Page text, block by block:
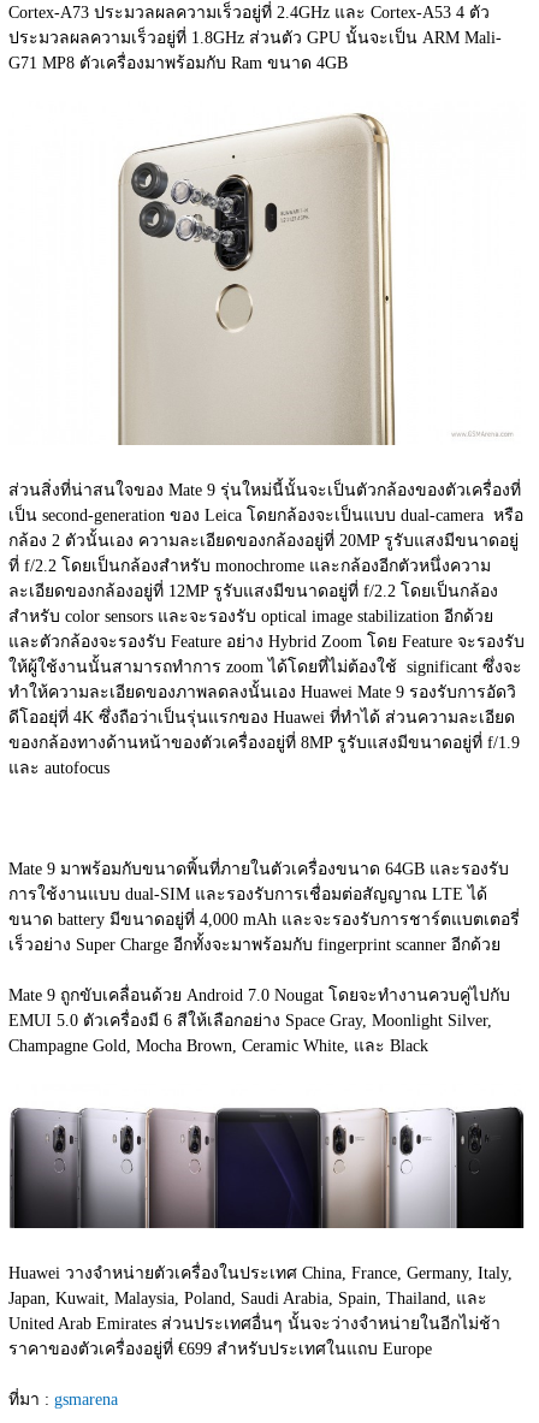
Cortex-A73 ประมวลผลความเร็วอยู่ที่ 2.4GHz และ Cortex-A53 4 ตัว
ประมวลผลความเร็วอยู่ที่ 1.8GHz ส่วนตัว GPU นั้นจะเป็น ARM Mali-
G71 MP8 ตัวเครื่องมาพร้อมกับ Ram ขนาด 4GB
ส่วนสิ่งที่น่าสนใจของ Mate 9 รุ่นใหม่นี้นั้นจะเป็นตัวกล้องของตัวเครื่องที่
เป็น second-generation ของ Leica โดยกล้องจะเป็นแบบ dual-camera  หรือ
กล้อง 2 ตัวนั้นเอง ความละเอียดของกล้องอยู่ที่ 20MP รูรับแสงมีขนาดอยู่
ที่ f/2.2 โดยเป็นกล้องสำหรับ monochrome และกล้องอีกตัวหนึ่งความ
ละเอียดของกล้องอยู่ที่ 12MP รูรับแสงมีขนาดอยู่ที่ f/2.2 โดยเป็นกล้อง
สำหรับ color sensors และจะรองรับ optical image stabilization อีกด้วย
และตัวกล้องจะรองรับ Feature อย่าง Hybrid Zoom โดย Feature จะรองรับ
ให้ผู้ใช้งานนั้นสามารถทำการ zoom ได้โดยที่ไม่ต้องใช้  significant ซึ่งจะ
ทำให้ความละเอียดของภาพลดลงนั้นเอง Huawei Mate 9 รองรับการอัดวิ
ดีโออยุ่ที่ 4K ซึ่งถือว่าเป็นรุ่นแรกของ Huawei ที่ทำได้ ส่วนความละเอียด
ของกล้องทางด้านหน้าของตัวเครื่องอยู่ที่ 8MP รูรับแสงมีขนาดอยู่ที่ f/1.9
และ autofocus
Mate 9 มาพร้อมกับขนาดพิ้นที่ภายในตัวเครื่องขนาด 64GB และรองรับ
การใช้งานแบบ dual-SIM และรองรับการเชื่อมต่อสัญญาณ LTE ได้
ขนาด battery มีขนาดอยู่ที่ 4,000 mAh และจะรองรับการชาร์ตแบตเตอรี่
เร็วอย่าง Super Charge อีกทั้งจะมาพร้อมกับ fingerprint scanner อีกด้วย
Mate 9 ถูกขับเคลื่อนด้วย Android 7.0 Nougat โดยจะทำงานควบคู่ไปกับ
EMUI 5.0 ตัวเครื่องมี 6 สีให้เลือกอย่าง Space Gray, Moonlight Silver,
Champagne Gold, Mocha Brown, Ceramic White, และ Black
Huawei วางจำหน่ายตัวเครื่องในประเทศ China, France, Germany, Italy,
Japan, Kuwait, Malaysia, Poland, Saudi Arabia, Spain, Thailand, และ
United Arab Emirates ส่วนประเทศอื่นๆ นั้นจะว่างจำหน่ายในอีกไม่ช้า
ราคาของตัวเครื่องอยู่ที่ €699 สำหรับประเทศในแถบ Europe
ที่มา : gsmarena